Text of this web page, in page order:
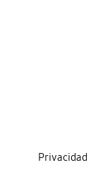
Privacidad